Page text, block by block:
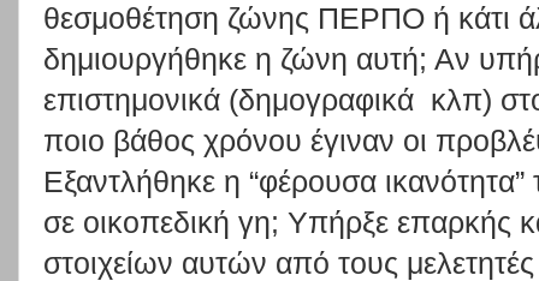
θεσμοθέτηση ζώνης ΠΕΡΠΟ ή κάτι
δημιουργήθηκε η ζώνη αυτή; Αν
επιστημονικά (δημογραφικά κλπ)
ποιο βάθος χρόνου έγιναν οι
Εξαντλήθηκε η “φέρουσα
σε οικοπεδική γη; Υπήρξε επαρκής
στοιχείων αυτών από τους